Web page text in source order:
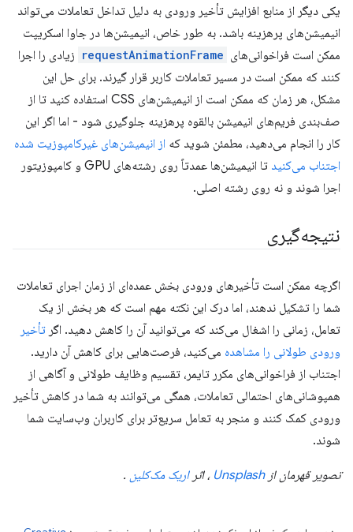
یکی دیگر از منابع افزایش تأخیر ورودی به دلیل تداخل تعاملات می‌تواند
انیمیشن‌های پرهزینه باشد. به طور خاص، انیمیشن‌ها در جاوا اسکریپت
ممکن است فراخوانی‌های requestAnimationFrame زیادی را اجرا
کنند که ممکن است در مسیر تعاملات کاربر قرار گیرند. برای حل این
مشکل، هر زمان که ممکن است از انیمیشن‌های CSS استفاده کنید تا از
صف‌بندی فریم‌های انیمیشن بالقوه پرهزینه جلوگیری شود - اما اگر این
کار را انجام می‌دهید، مطمئن شوید که از انیمیشن‌های غیرکامپوزیت شده
اجتناب می‌کنید
تا انیمیشن‌ها عمدتاً روی رشته‌های GPU و کامپوزیتور
اجرا شوند و نه روی رشته اصلی.
نتیجه‌گیری
اگرچه ممکن است تأخیرهای ورودی بخش عمده‌ای از زمان اجرای تعاملات
شما را تشکیل ندهند، اما درک این نکته مهم است که هر بخش از یک
تعامل، زمانی را اشغال می‌کند که می‌توانید آن را کاهش دهید. اگر تأخیر
ورودی طولانی را مشاهده می‌کنید، فرصت‌هایی برای کاهش آن دارید.
اجتناب از فراخوانی‌های مکرر تایمر، تقسیم وظایف طولانی و آگاهی از
همپوشانی‌های احتمالی تعاملات، همگی می‌توانند به شما در کاهش تأخیر
ورودی کمک کنند و منجر به تعامل سریع‌تر برای کاربران وب‌سایت شما
شوند.
تصویر قهرمان ازUnsplash ، اثراریک مک‌کلین .